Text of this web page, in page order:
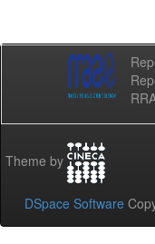
Theme by
DSpace Software